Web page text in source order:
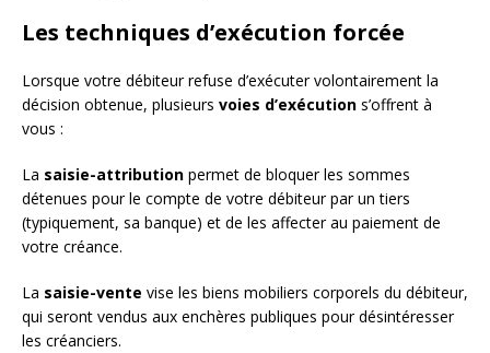
Les techniques d’exécution forcée
Lorsque votre débiteur refuse d’exécuter volontairement la
décision obtenue, plusieurs voies d’exécution s’offrent à
vous :
La saisie-attribution permet de bloquer les sommes
détenues pour le compte de votre débiteur par un tiers
(typiquement, sa banque) et de les affecter au paiement de
votre créance.
La saisie-vente vise les biens mobiliers corporels du débiteur,
qui seront vendus aux enchères publiques pour désintéresser
les créanciers.